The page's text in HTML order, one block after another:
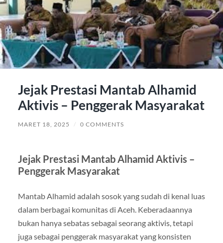
Jejak Prestasi Mantab Alhamid
Aktivis – Penggerak Masyarakat
MARET 18, 2025 / 0 COMMENTS
Jejak Prestasi Mantab Alhamid Aktivis –
Penggerak Masyarakat
Mantab Alhamid adalah sosok yang sudah di kenal luas
dalam berbagai komunitas di Aceh. Keberadaannya
bukan hanya sebatas sebagai seorang aktivis, tetapi
juga sebagai penggerak masyarakat yang konsisten